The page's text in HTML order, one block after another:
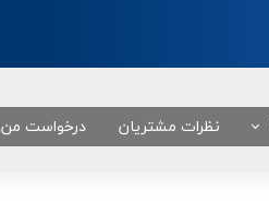
نظرات مشتریان درخواست من